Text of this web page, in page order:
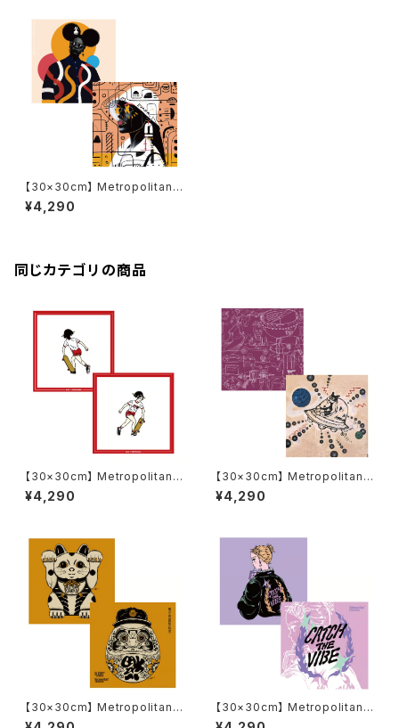
【30×30cm】 Metropolitan
Crossbottle メトロポリタンク
ロスボトル EYAFA / FASHIONI
¥4,290
同じカテゴリの商品
【30×30cm】 Metropolitan
Crossbottle メトロポリタンク
ロスボトル MCB332 / 吉原 奈
¥4,290
【30×30cm】 Metropolitan
Crossbottle メトロポリタンク
ロスボトル MCB334 / TAM-T
¥4,290
【30×30cm】 Metropolitan
Crossbottle メトロポリタンク
【30×30cm】 Metropolitan
Crossbottle メトロポリタンク